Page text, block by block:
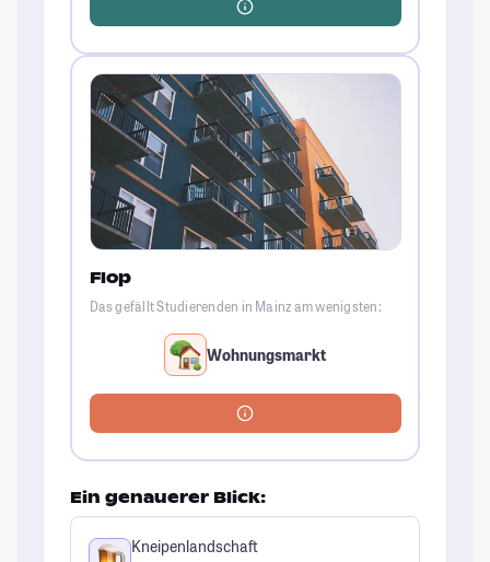
Flop
Das gefällt Studierenden in Mainz am wenigsten:
Wohnungsmarkt
Ein genauerer Blick:
Kneipenlandschaft